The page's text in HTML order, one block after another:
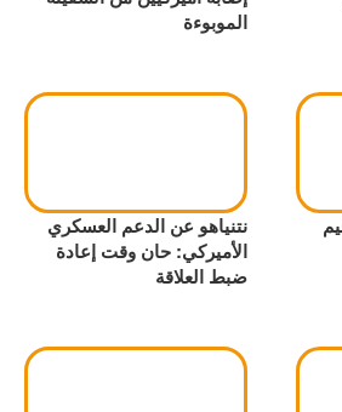
الموبوءة
نتنياهو عن الدعم العسكري
الأميركي: حان وقت إعادة
ضبط العلاقة